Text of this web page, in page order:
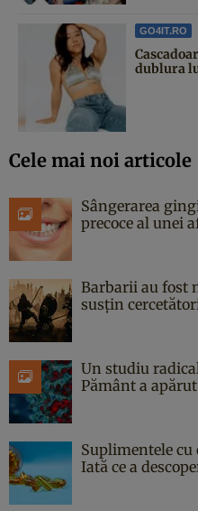
GO4IT.RO
dublura
Cele mai noi articole
Sângerarea
precoce al unei
Barbarii au fost
susțin
Un studiu
Pământ a
Suplimentele cu
Iată ce a